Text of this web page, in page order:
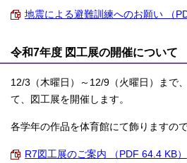
地震による避難訓練へのお願い （
令和7年度 図工展の開催について
12/3（木曜日）～12/9（火曜日）まで
て、図工展を開催します。
各学年の作品を体育館にて飾りますの
R7図工展のご案内 （PDF 64.4 KB）